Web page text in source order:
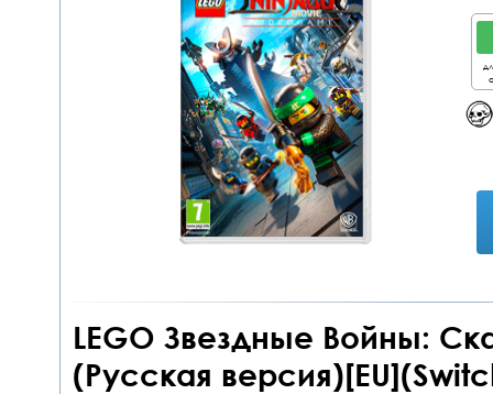
LEGO Звездные Войны:
(Русская